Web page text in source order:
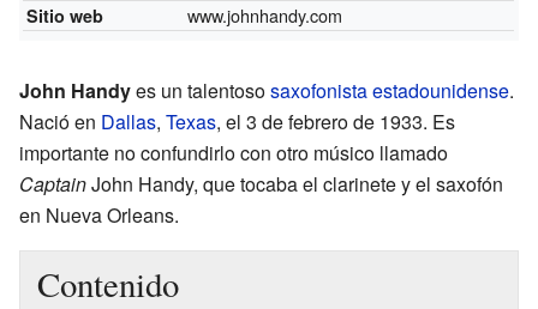
Sitio web www.johnhandy.com
John Handyes un talentososaxofonistaestadounidense.
Nació en Dallas, Texas, el 3 de febrero de 1933. Es
importante no confundirlo con otro músico llamado
CaptainJohn Handy, que tocaba el clarinete y el saxofón
en Nueva Orleans.
Contenido